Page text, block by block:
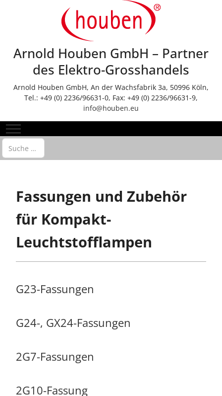
Arnold Houben GmbH – Partner
des Elektro-Grosshandels
Arnold Houben GmbH, An der Wachsfabrik 3a, 50996 Köln,
Tel.: +49 (0) 2236/96631-0, Fax: +49 (0) 2236/96631-9,
info@houben.eu
Mobile Menu Toggle
Suchen
Fassungen und Zubehör
für Kompakt-
Leuchtstofflampen
G23-Fassungen
G24-, GX24-Fassungen
2G7-Fassungen
2G10-Fassung